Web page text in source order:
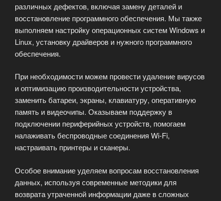
различных дефектов, включая замену деталей и
восстановление программного обеспечения. Мы также
выполняем настройку операционных систем Windows и
Linux, установку драйверов и нужного программного
обеспечения.
При необходимости можем провести удаление вирусов
и оптимизацию производительности устройства,
заменить батареи, экраны, клавиатуру, оперативную
память и видеочипы. Оказываем поддержку в
подключении периферийных устройств, помогаем
налаживать беспроводные соединения Wi-Fi,
настраивать принтеры и сканеры.
Особое внимание уделяем вопросам восстановления
данных, используя современные методики для
возврата утраченной информации даже в сложных